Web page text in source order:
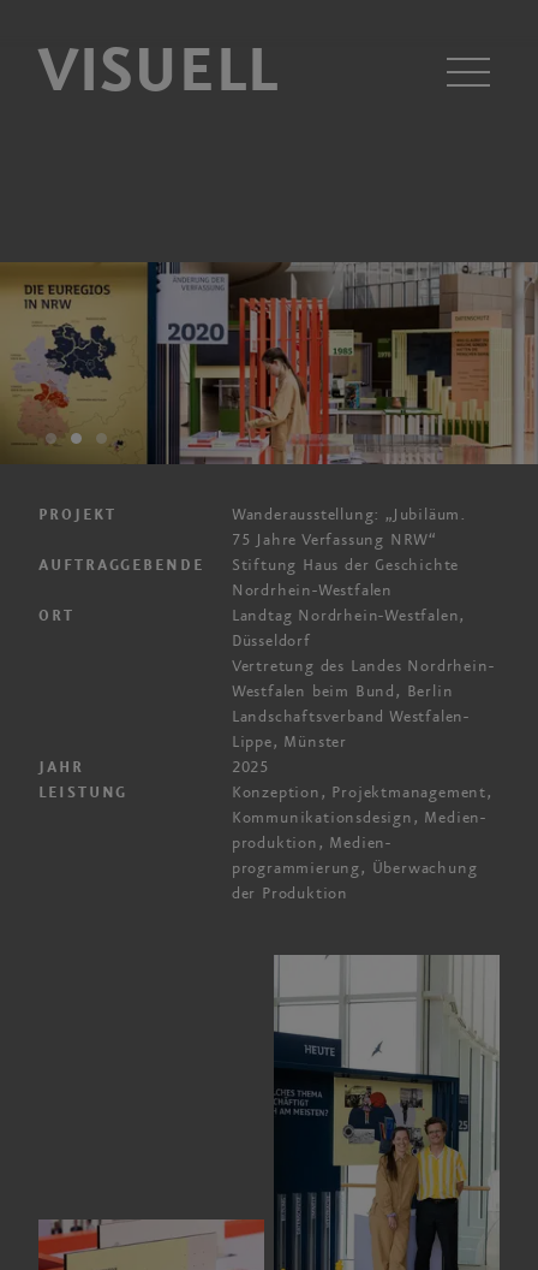
VISUELL
PROJEKT
Wanderausstellung: „Jubiläum.
75 Jahre Verfassung NRW“
AUFTRAGGEBENDE
Stiftung Haus der Geschichte
Nordrhein-Westfalen
ORT
Landtag Nordrhein-Westfalen,
Düsseldorf
Vertretung des Landes Nordrhein-
Westfalen beim Bund, Berlin
Landschaftsverband Westfalen-
Lippe, Münster
JAHR 2025
LEISTUNG
Konzeption, Projekt­management,
Kommunikations­design, Medien­
produktion, Medien­
programmierung, Überwachung
der Produktion